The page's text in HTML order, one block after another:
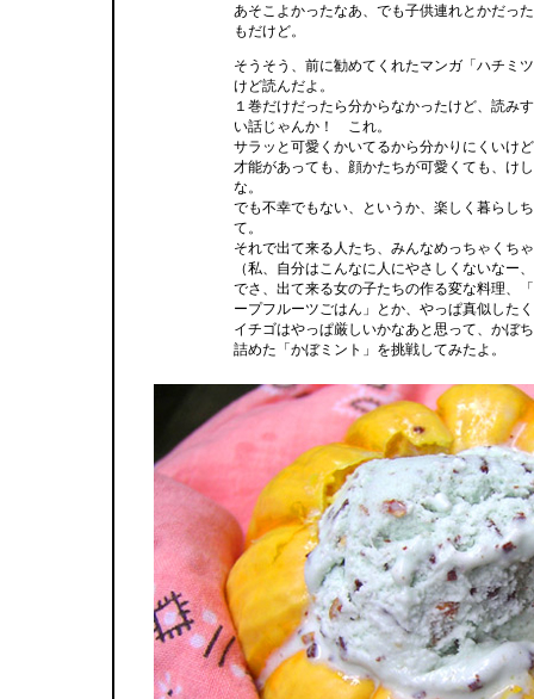
あそこよかったなあ、でも子供連れとかだっ
もだけど。
そうそう、前に勧めてくれたマンガ「ハチミ
けど読んだよ。
１巻だけだったら分からなかったけど、読み
い話じゃんか！ これ。
サラッと可愛くかいてるから分かりにくいけ
才能があっても、顔かたちが可愛くても、け
な。
でも不幸でもない、というか、楽しく暮らし
て。
それで出て来る人たち、みんなめっちゃくち
（私、自分はこんなに人にやさしくないなー
でさ、出て来る女の子たちの作る変な料理、
ープフルーツごはん」とか、やっぱ真似した
イチゴはやっぱ厳しいかなあと思って、かぼ
詰めた「かぼミント」を挑戦してみたよ。